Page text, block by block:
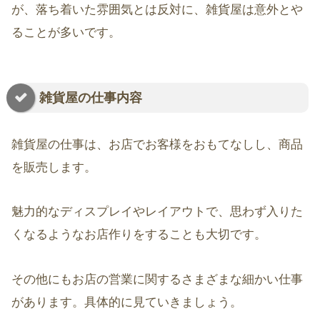
が、落ち着いた雰囲気とは反対に、雑貨屋は意外とや
ることが多いです。
雑貨屋の仕事内容
雑貨屋の仕事は、お店でお客様をおもてなしし、商品
を販売します。
魅力的なディスプレイやレイアウトで、思わず入りた
くなるようなお店作りをすることも大切です。
その他にもお店の営業に関するさまざまな細かい仕事
があります。具体的に見ていきましょう。